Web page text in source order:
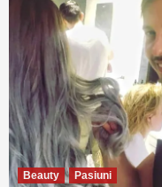
Beauty Pasiuni